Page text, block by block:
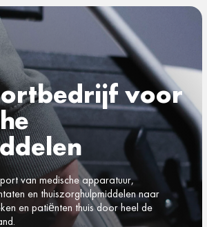
voor
van medische apparatuur,
en thuiszorghulpmiddelen naar
en patiënten thuis door heel de